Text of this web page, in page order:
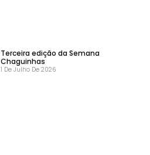
Terceira edição da Semana
Chaguinhas
1 De Julho De 2026